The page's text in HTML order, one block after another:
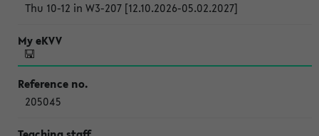
Thu 10-12 in W3-207 [12.10.2026-05.02.2027]
205045